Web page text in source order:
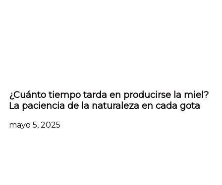
¿Cuánto tiempo tarda en producirse la miel?
La paciencia de la naturaleza en cada gota
mayo 5, 2025